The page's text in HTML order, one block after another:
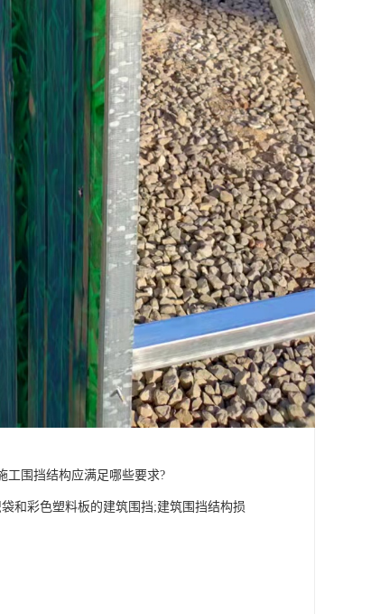
工围挡结构应满足哪些要求?
和彩色塑料板的建筑围挡;建筑围挡结构损